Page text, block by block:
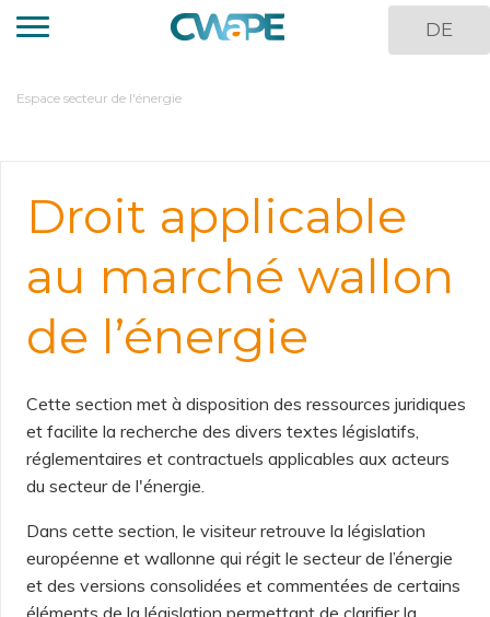
Aller
au
principal
DE
You
Espace secteur de l'énergie
Droit applicable
au marché wallon
de l’énergie
Cette section met à disposition des ressources juridiques
et facilite la recherche des divers textes législatifs,
réglementaires et contractuels applicables aux acteurs
du secteur de l'énergie.
Dans cette section, le visiteur retrouve la législation
européenne et wallonne qui régit le secteur de l’énergie
et des versions consolidées et commentées de certains
éléments de la législation permettant de clarifier la